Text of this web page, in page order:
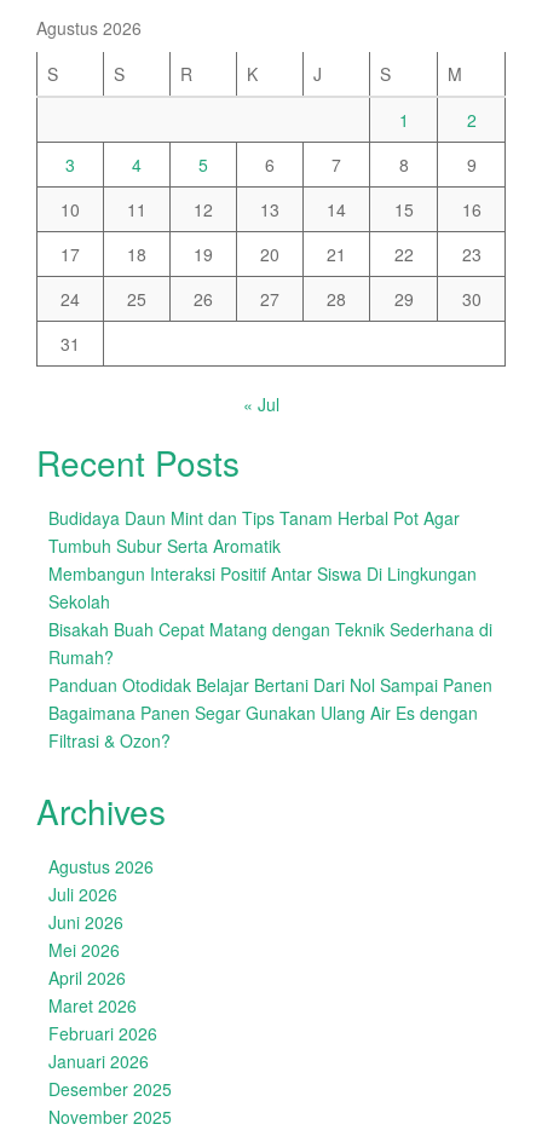
Agustus 2026
S
S R K J S
M
1
2
3
4 5 6 7 8
9
10
11 12 13 14 15
16
17
18 19 20 21 22
23
24
25 26 27 28 29
30
31
« Jul
Recent Posts
Budidaya Daun Mint dan Tips Tanam Herbal Pot Agar
Tumbuh Subur Serta Aromatik
Membangun Interaksi Positif Antar Siswa Di Lingkungan
Sekolah
Bisakah Buah Cepat Matang dengan Teknik Sederhana di
Rumah?
Panduan Otodidak Belajar Bertani Dari Nol Sampai Panen
Bagaimana Panen Segar Gunakan Ulang Air Es dengan
Filtrasi & Ozon?
Archives
Agustus 2026
Juli 2026
Juni 2026
Mei 2026
April 2026
Maret 2026
Februari 2026
Januari 2026
Desember 2025
November 2025